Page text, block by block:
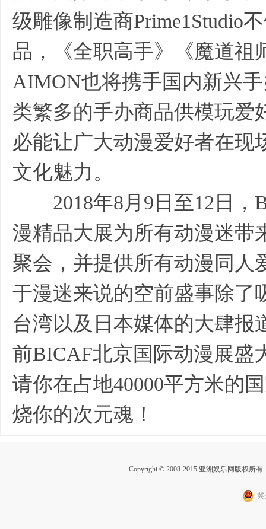
级雕像制造商Prime1Studio
品，《全职高手》《魔道祖
AIMON也将携手国内新兴
类繁多的手办商品供模玩爱
必能让广大动漫爱好者在现
文化魅力。
2018年8月9日至12日，
漫精品大展为所有动漫迷带
聚会，并提供所有动漫同人
于漫迷来说的空前盛事除了
台湾以及日本媒体的大肆报
前BICAF北京国际动漫展盛
请你在占地40000平方米的
烧你的次元魂！
Copyright © 2008-2015 亚洲娱乐网版权所
冀